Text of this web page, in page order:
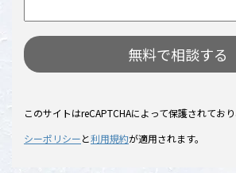
このサイトはreCAPTCHAによって保護されてお
シーポリシーと利用規約が適用されます。